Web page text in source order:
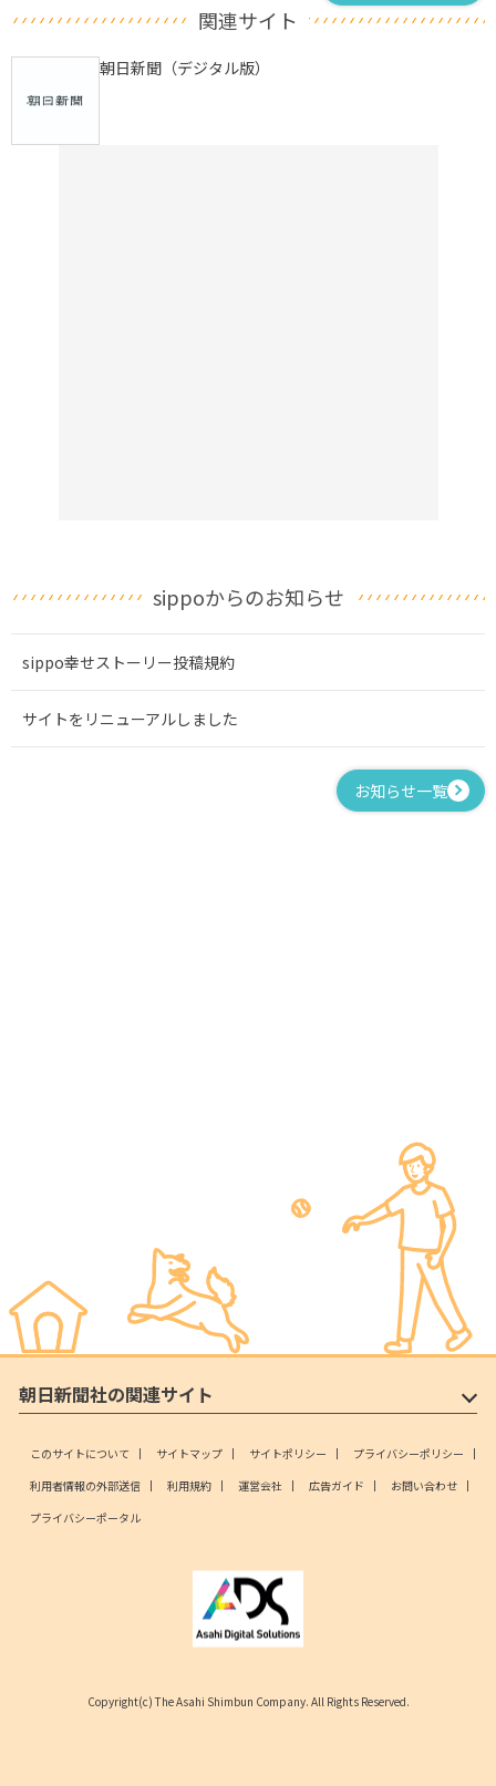
関連サイト
朝日新聞（デジタル版）
sippoからのお知らせ
sippo幸せストーリー投稿規約
サイトをリニューアルしました
お知らせ一覧
朝日新聞社の関連サイト
このサイトについて サイトマップ サイトポリシー
プライバシーポリシー
利用者情報の外部送信
利用規約 運営会社 広告ガイド
お問い合わせ
プライバシーポータル
Copyright(c) The Asahi Shimbun Company. All Rights Reserved.